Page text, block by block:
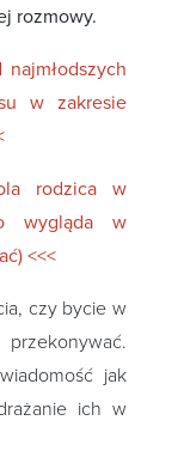
rozmowy.
w zakresie
rodzica w
wygląda w
<<<
czy bycie w
jak
ich w